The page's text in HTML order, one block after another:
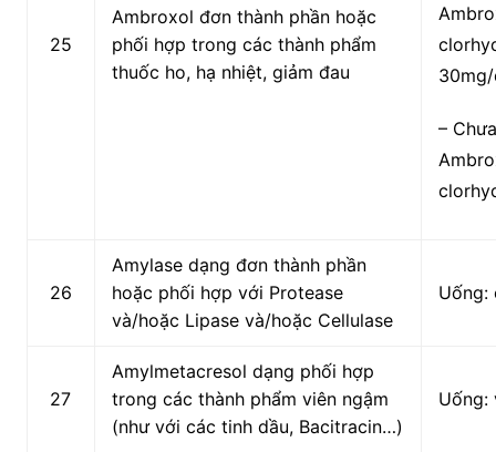
25
Ambroxol đơn thành phần hoặc
phối hợp trong các thành phẩm
thuốc ho, hạ nhiệt, giảm đau
–
26
Amylase dạng đơn thành phần
hoặc phối hợp với Protease
và/hoặc Lipase và/hoặc Cellulase
Uống:
27
Amylmetacresol dạng phối hợp
trong các thành phẩm viên ngậm
(như với các tinh dầu, Bacitracin…)
Uống: